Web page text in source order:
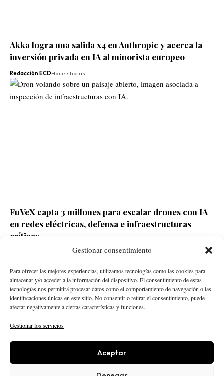
Gestionar consentimiento
Para ofrecer las mejores experiencias, utilizamos tecnologías como las cookies para
almacenar y/o acceder a la información del dispositivo. El consentimiento de estas
tecnologías nos permitirá procesar datos como el comportamiento de navegación o las
identificaciones únicas en este sitio. No consentir o retirar el consentimiento, puede
afectar negativamente a ciertas características y funciones.
Gestionar los servicios
Aceptar
Akka logra una salida x4 en Anthropic y acerca la
inversión privada en IA al minorista europeo
Redacción ECDHace 7 horas
FuVeX capta 3 millones para escalar drones con IA
en redes eléctricas, defensa e infraestructuras
críticas
Hace 1 día
INTELIGENCIA ARTIFICIAL
CREATOR ECONOMY
ROBÓTICA
NEGOCIOS